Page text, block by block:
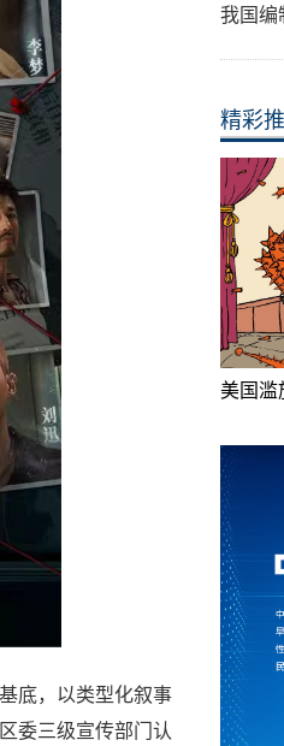
底，以类型化叙事
委三级宣传部门认
我国编
精彩
美国滥